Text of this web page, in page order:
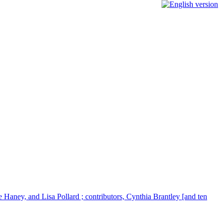
and Lisa Pollard ; contributors, Cynthia Brantley [and ten